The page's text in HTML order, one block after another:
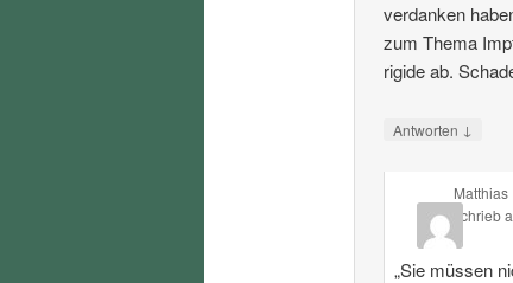
verdanken
zum Thema
rigide ab.
Antworten ↓
Matthias
schrieb
„Sie müssen